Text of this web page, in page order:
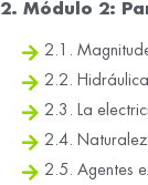
2. Módulo 2:
2.1.
2.2.
2.3. La
2.4.
2.5. Agentes